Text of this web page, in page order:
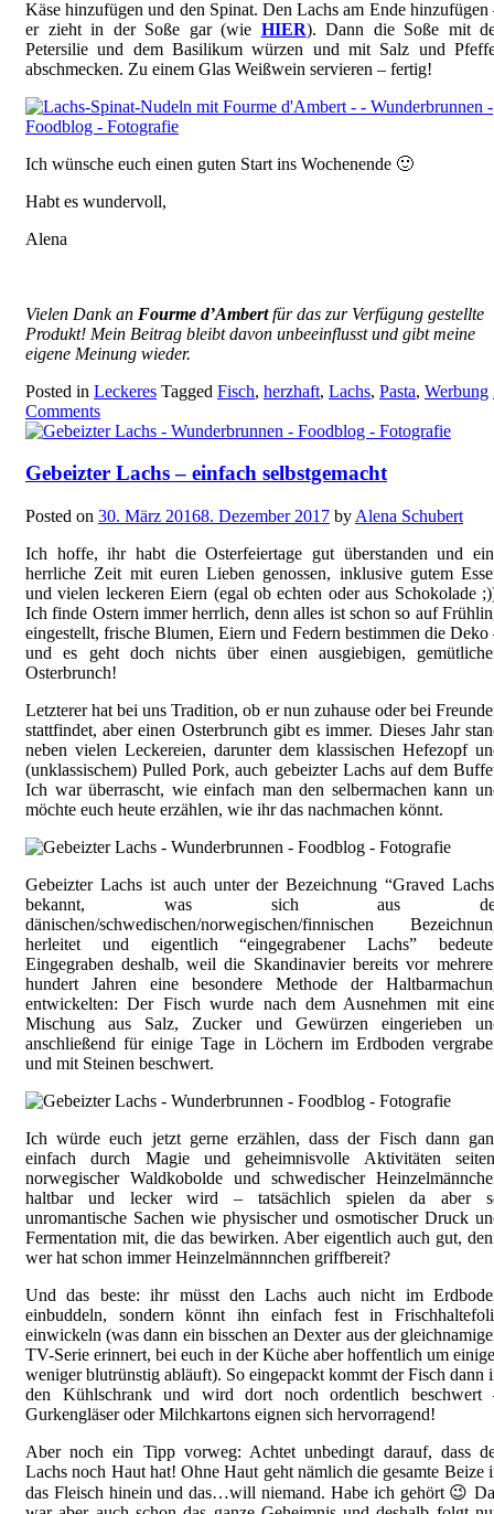
Käse hinzufügen und den Spinat. Den Lachs am Ende hinzufügen
er zieht in der Soße gar (wie HIER). Dann die Soße mit
Petersilie und dem Basilikum würzen und mit Salz und
abschmecken. Zu einem Glas Weißwein servieren – fertig!
Ich wünsche euch einen guten Start ins Wochenende 🙂
Habt es wundervoll,
Alena
Vielen Dank an Fourme d’Ambertfür das zur Verfügung gestellte
Produkt! Mein Beitrag bleibt davon unbeeinflusst und gibt meine
eigene Meinung wieder.
Posted in Leckeres Tagged Fisch, herzhaft, Lachs, Pasta, Werbung
Comments
Gebeizter Lachs – einfach selbstgemacht
Posted on 30. März 20168. Dezember 2017 by Alena Schubert
Ich hoffe, ihr habt die Osterfeiertage gut überstanden und
herrliche Zeit mit euren Lieben genossen, inklusive gutem
und vielen leckeren Eiern (egal ob echten oder aus Schokolade
Ich finde Ostern immer herrlich, denn alles ist schon so auf
eingestellt, frische Blumen, Eiern und Federn bestimmen die Deko
und es geht doch nichts über einen ausgiebigen,
Osterbrunch!
Letzterer hat bei uns Tradition, ob er nun zuhause oder bei
stattfindet, aber einen Osterbrunch gibt es immer. Dieses Jahr
neben vielen Leckereien, darunter dem klassischen Hefezopf
(unklassischem) Pulled Pork, auch gebeizter Lachs auf dem
Ich war überrascht, wie einfach man den selbermachen kann
möchte euch heute erzählen, wie ihr das nachmachen könnt.
Gebeizter Lachs ist auch unter der Bezeichnung “Graved
bekannt, was sich aus
dänischen/schwedischen/norwegischen/finnischen
herleitet und eigentlich “eingegrabener Lachs”
Eingegraben deshalb, weil die Skandinavier bereits vor
hundert Jahren eine besondere Methode der
entwickelten: Der Fisch wurde nach dem Ausnehmen mit
Mischung aus Salz, Zucker und Gewürzen eingerieben
anschließend für einige Tage in Löchern im Erdboden
und mit Steinen beschwert.
Ich würde euch jetzt gerne erzählen, dass der Fisch dann
einfach durch Magie und geheimnisvolle Aktivitäten
norwegischer Waldkobolde und schwedischer
haltbar und lecker wird – tatsächlich spielen da aber
unromantische Sachen wie physischer und osmotischer Druck
Fermentation mit, die das bewirken. Aber eigentlich auch gut,
wer hat schon immer Heinzelmännnchen griffbereit?
Und das beste: ihr müsst den Lachs auch nicht im
einbuddeln, sondern könnt ihn einfach fest in
einwickeln (was dann ein bisschen an Dexter aus der
TV-Serie erinnert, bei euch in der Küche aber hoffentlich um
weniger blutrünstig abläuft). So eingepackt kommt der Fisch dann
den Kühlschrank und wird dort noch ordentlich beschwert
Gurkengläser oder Milchkartons eignen sich hervorragend!
Aber noch ein Tipp vorweg: Achtet unbedingt darauf, dass
Lachs noch Haut hat! Ohne Haut geht nämlich die gesamte Beize
das Fleisch hinein und das…will niemand. Habe ich gehört 😉